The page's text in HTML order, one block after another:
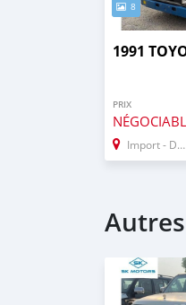
8
1991
PRIX
Import - Dubai